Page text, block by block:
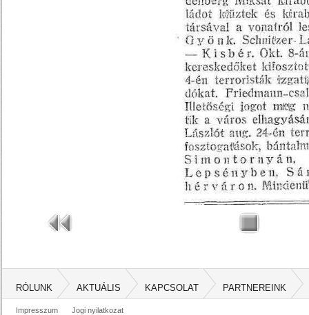
RÓLUNK AKTUÁLIS KAPCSOLAT PARTNEREINK
Impresszum Jogi nyilatkozat